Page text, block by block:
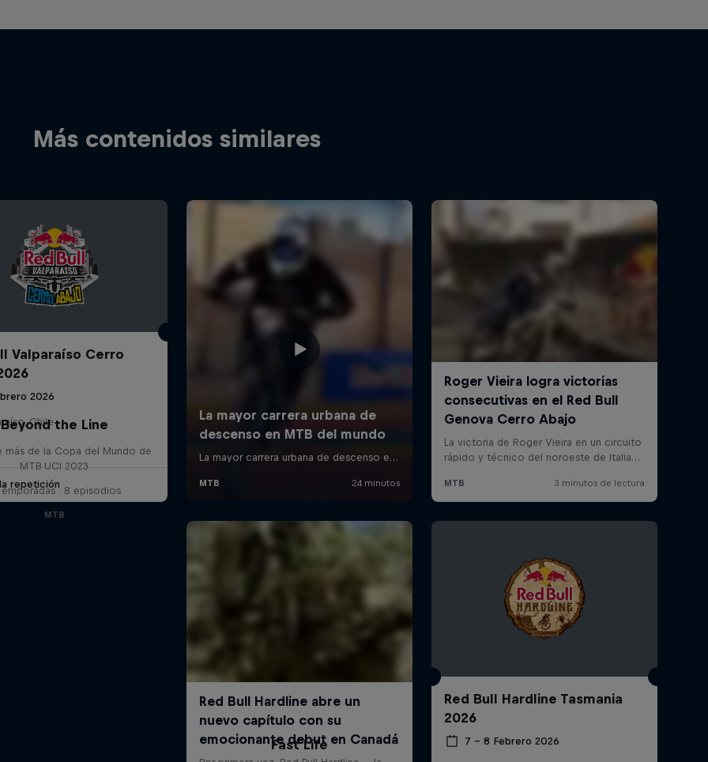
Más contenidos similares
Valparaíso Cerro
2026
Chile
repetición
Beyond the Line
más de la Copa del Mundo de
MTB UCI 2023
· 8 episodios
MTB
Red Bull Hardline Tasmania
2026
7 – 8 Febrero 2026
Fast Life